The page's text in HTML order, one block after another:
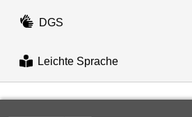
DGS
Leichte Sprache